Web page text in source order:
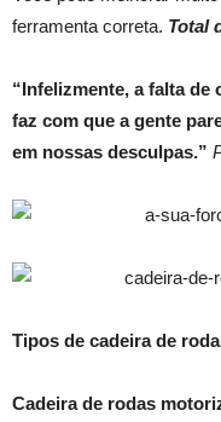
ferramenta correta. Total
“Infelizmente, a falta
faz com que a gente
em nossas desculpas.”
Tipos de cadeira de
Cadeira de rodas